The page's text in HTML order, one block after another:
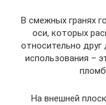
В смежных гранях
оси, которых
относительно
использования –
На внешней